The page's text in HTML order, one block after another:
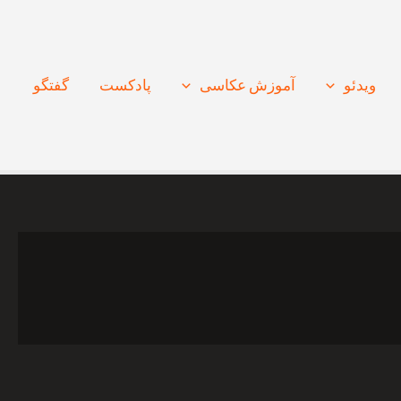
ویدئو آموزش عکاسی پادکست گفتگو